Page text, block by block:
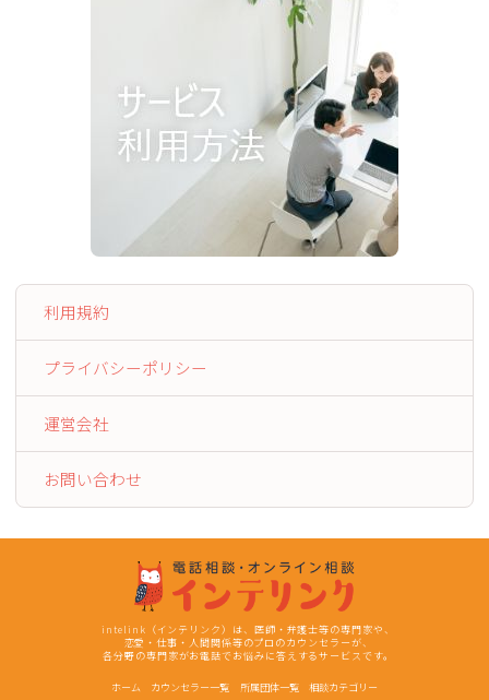
利用規約
プライバシーポリシー
運営会社
お問い合わせ
intelink（インテリンク）は、医師・弁護士等の専門家や、
恋愛・仕事・人間関係等のプロのカウンセラーが、
各分野の専門家がお電話でお悩みに答えするサービスです。
ホーム カウンセラー一覧 所属団体一覧
相談カテゴリー